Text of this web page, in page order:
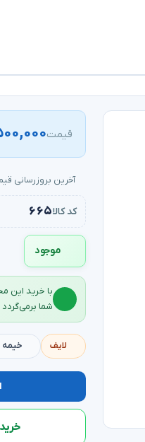
قیمت
آخرین بروزرسانی
کد کالا۶۶۵
موجود
با خرید این
شما برمی‌گردد
لایف